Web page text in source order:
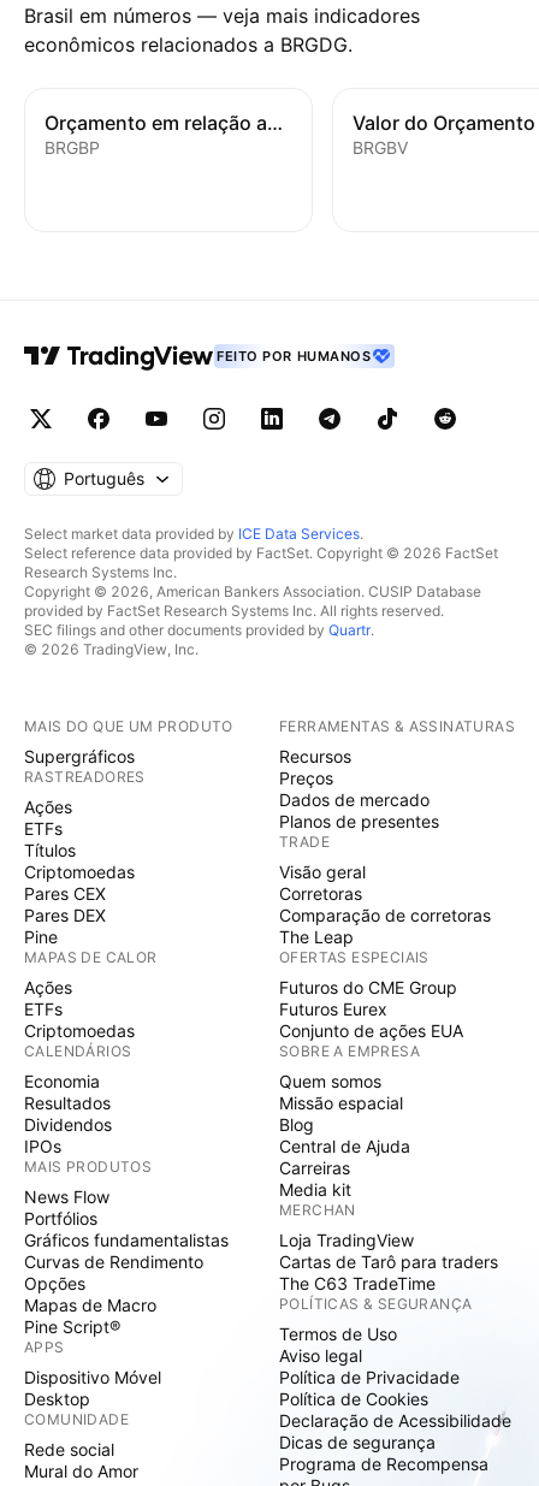
Brasil em números — veja mais indicadores
econômicos relacionados a BRGDG.
Orçamento em relação ao PIB
BRGBP BRGBV
FEITO POR HUMANOS
Português
Select market data provided by ICE Data Services.
Select reference data provided by FactSet. Copyright © 2026 FactSet
Research Systems Inc.
Copyright © 2026, American Bankers Association. CUSIP Database
provided by FactSet Research Systems Inc. All rights reserved.
SEC filings and other documents provided by Quartr.
© 2026 TradingView, Inc.
MAIS DO QUE UM PRODUTO
Supergráficos
RASTREADORES
Ações
ETFs
Títulos
Criptomoedas
Pares CEX
Pares DEX
Pine
MAPAS DE CALOR
Ações
ETFs
Criptomoedas
CALENDÁRIOS
Economia
Resultados
Dividendos
IPOs
MAIS PRODUTOS
News Flow
Portfólios
Gráficos fundamentalistas
Curvas de Rendimento
Opções
Mapas de Macro
Pine Script®
APPS
Dispositivo Móvel
Desktop
COMUNIDADE
Rede social
Mural do Amor
FERRAMENTAS & ASSINATURAS
Recursos
Preços
Dados de mercado
Planos de presentes
TRADE
Visão geral
Corretoras
Comparação de corretoras
The Leap
OFERTAS ESPECIAIS
Futuros do CME Group
Futuros Eurex
Conjunto de ações EUA
SOBRE A EMPRESA
Quem somos
Missão espacial
Blog
Central de Ajuda
Carreiras
Media kit
MERCHAN
Loja TradingView
Cartas de Tarô para traders
The C63 TradeTime
POLÍTICAS & SEGURANÇA
Termos de Uso
Aviso legal
Política de Privacidade
Política de Cookies
Declaração de Acessibilidade
Dicas de segurança
Programa de Recompensa